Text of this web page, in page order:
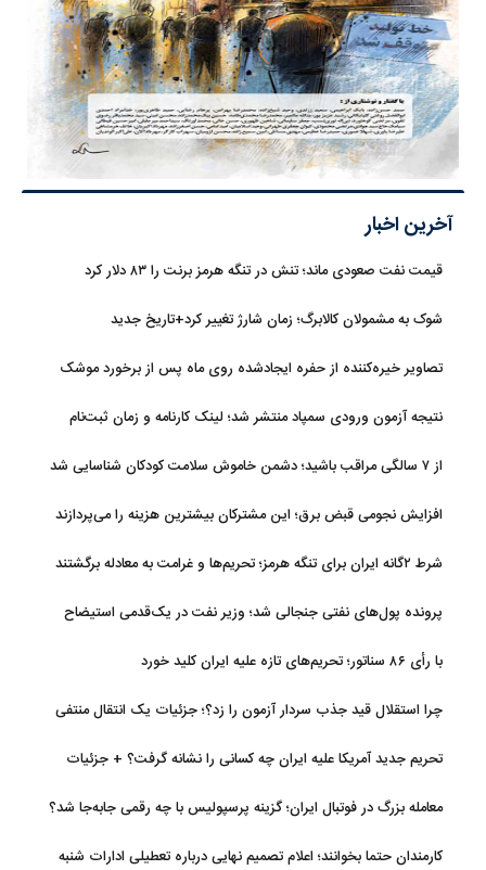
آخرین اخبار
قیمت نفت صعودی ماند؛ تنش در تنگه هرمز برنت را ۸۳ دلار کرد
شوک به مشمولان کالابرگ؛ زمان شارژ تغییر کرد+تاریخ جدید
تصاویر خیره‌کننده از حفره ایجادشده روی ماه پس از برخورد موشک
نتیجه آزمون ورودی سمپاد منتشر شد؛ لینک کارنامه و زمان ثبت‌نام
از ۷ سالگی مراقب باشید؛ دشمن خاموش سلامت کودکان شناسایی شد
افزایش نجومی قبض برق؛ این مشترکان بیشترین هزینه را می‌پردازند
شرط ۲گانه ایران برای تنگه هرمز؛ تحریم‌ها و غرامت به معادله برگشتند
پرونده پول‌های نفتی جنجالی شد؛ وزیر نفت در یک‌قدمی استیضاح
با رأی ۸۶ سناتور؛ تحریم‌های تازه علیه ایران کلید خورد
چرا استقلال قید جذب سردار آزمون را زد؟؛ جزئیات یک انتقال منتفی
تحریم جدید آمریکا علیه ایران چه کسانی را نشانه گرفت؟ + جزئیات
معامله بزرگ در فوتبال ایران؛ گزینه پرسپولیس با چه رقمی جابه‌جا شد؟
کارمندان حتما بخوانند؛ اعلام تصمیم نهایی درباره تعطیلی ادارات شنبه